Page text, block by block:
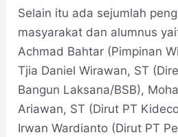
Selain itu ada sejumlah
masyarakat dan alumnus
Achmad Bahtar (Pimpinan
Tjia Daniel Wirawan, ST
Bangun Laksana/BSB),
Ariawan, ST (Dirut PT
Irwan Wardianto (Dirut PT